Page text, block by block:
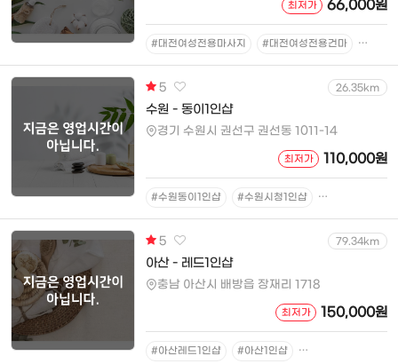
최저가 66,000원
#대전여성전용마사지 #대전여성전용건마 #대전
5 26.35km
수원 - 동이1인샵
경기 수원시 권선구 권선동 1011-14
최저가 110,000원
#수원동이1인샵 #수원시청1인샵 #권선동1인샵
5 79.34km
아산 - 레드1인샵
충남 아산시 배방읍 장재리 1718
최저가 150,000원
#아산레드1인샵 #아산1인샵 #아산마사지